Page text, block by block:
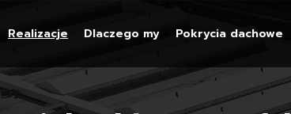
Realizacje Dlaczego my Pokrycia dachowe